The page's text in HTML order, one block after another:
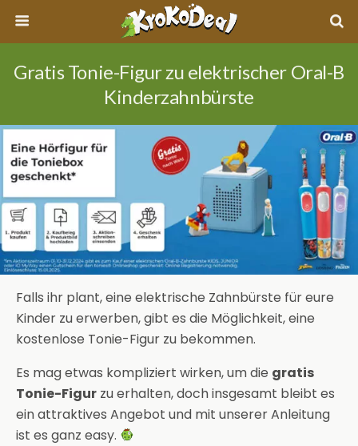
Gratis Tonie-Figur zu elektrischer Oral-B
Kinderzahnbürste
Falls ihr plant, eine elektrische Zahnbürste für eure
Kinder zu erwerben, gibt es die Möglichkeit, eine
kostenlose Tonie-Figur zu bekommen.
Es mag etwas kompliziert wirken, um die gratis
Tonie-Figur zu erhalten, doch insgesamt bleibt es
ein attraktives Angebot und mit unserer Anleitung
ist es ganz easy.